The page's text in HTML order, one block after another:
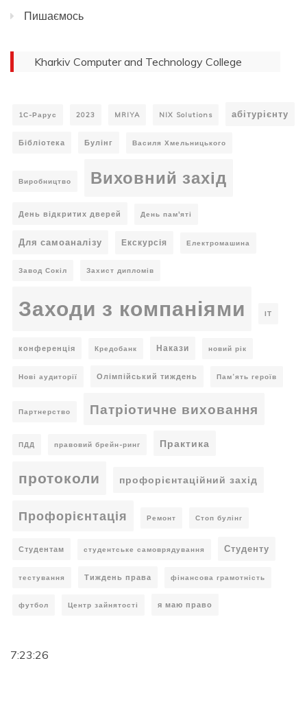
Пишаємось
Kharkiv Computer and Technology College
1С-Рарус 2023 MRIYA NIX Solutions абітурієнту
Бібліотека Булінг Василя Хмельницького
Виробництво Виховний захід
День відкритих дверей День пам'яті
Для самоаналізу Екскурсія Електромашина
Завод Сокіл Захист дипломів
Заходи з компаніями ІТ
конференція Кредобанк Накази новий рік
Нові аудиторії Олімпійський тиждень Пам’ять героїв
Партнерство Патріотичне виховання
ПДД правовий брейн-ринг Практика
протоколи профорієнтаційний захід
Профорієнтація Ремонт Стоп булінг
Студентам студентське самоврядування Студенту
тестування Тиждень права фінансова грамотність
футбол Центр зайнятості я маю право
7:23:27